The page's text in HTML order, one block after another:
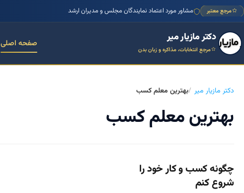
مرجع معتبر مشاور مورد اعتماد نمایندگان مجلس و مدیران ارشد
دکتر مازیار میر
مرجع انتخابات، مذاکره و زبان بدن
صفحه اصلی
دکتر مازیار میر بهترین معلم کسب
بهترین معلم کسب
چگونه کسب و کار خود را
شروع کنم